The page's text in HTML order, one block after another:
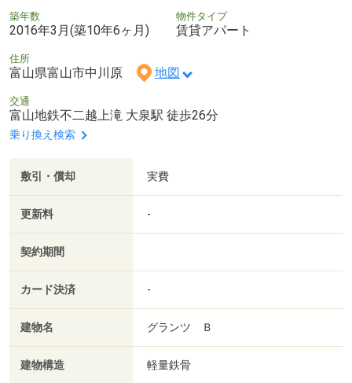
築年数
2016年3月(築10年6ヶ月)
物件タイプ
賃貸アパート
住所
富山県富山市中川原 地図
交通
富山地鉄不二越上滝 大泉駅 徒歩26分
乗り換え検索
敷引・償却 実費
更新料 -
契約期間
カード決済 -
建物名 グランツ Ｂ
建物構造 軽量鉄骨